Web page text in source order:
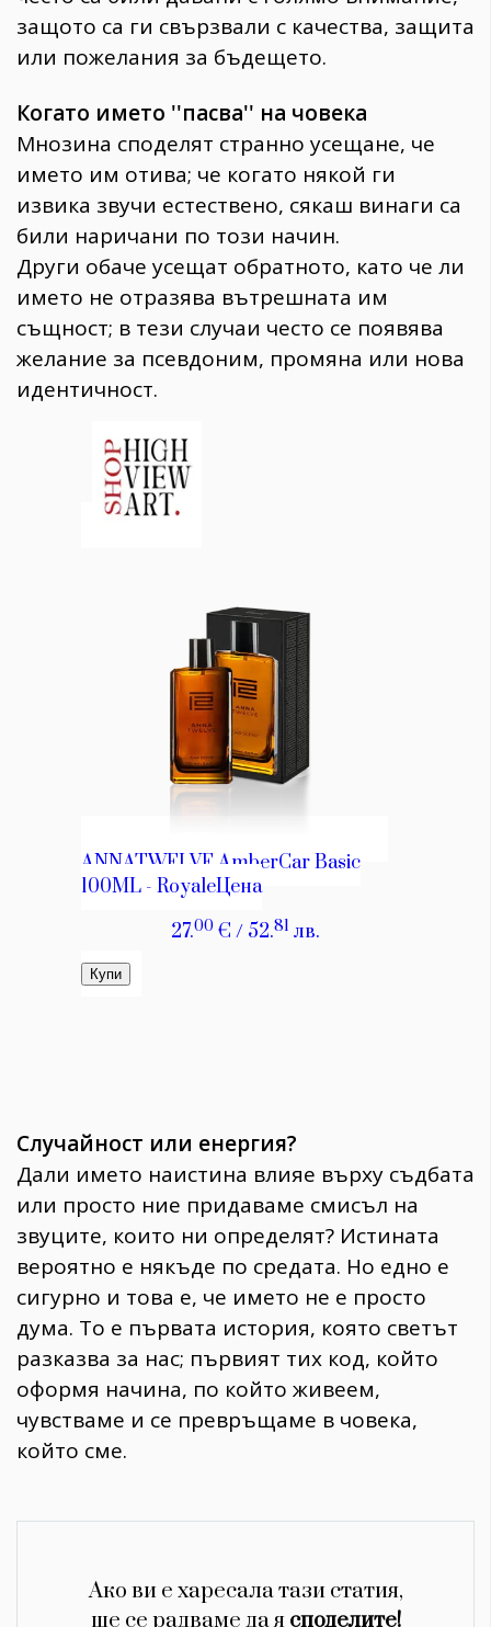
защото са ги свързвали с качества, защита
или пожелания за бъдещето.
Когато името ''пасва'' на човека
Мнозина споделят странно усещане, че
името им отива; че когато някой ги
извика звучи естествено, сякаш винаги са
били наричани по този начин.
Други обаче усещат обратното, като че ли
името не отразява вътрешната им
същност; в тези случаи често се появява
желание за псевдоним, промяна или нова
идентичност.
Случайност или енергия?
Дали името наистина влияе върху съдбата
или просто ние придаваме смисъл на
звуците, които ни определят? Истината
вероятно е някъде по средата. Но едно е
сигурно и това е, че името не е просто
дума. То е първата история, която светът
разказва за нас; първият тих код, който
оформя начина, по който живеем,
чувстваме и се превръщаме в човека,
който сме.
Ако ви е харесала тази статия,
ще се радваме да я споделите!